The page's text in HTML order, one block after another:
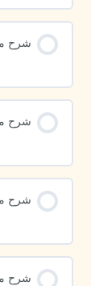
شرح
شرح
شرح
شرح